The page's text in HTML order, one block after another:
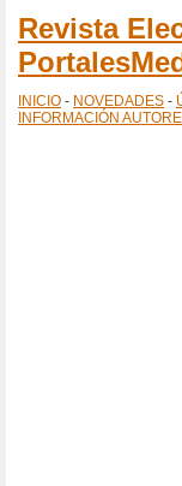
Revista
INICIO - NOVEDADES -
INFORMACIÓN